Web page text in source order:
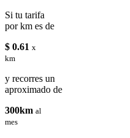
Si tu tarifa
por km es de
$ 0.61 x
km
y recorres un
aproximado de
300km al
mes